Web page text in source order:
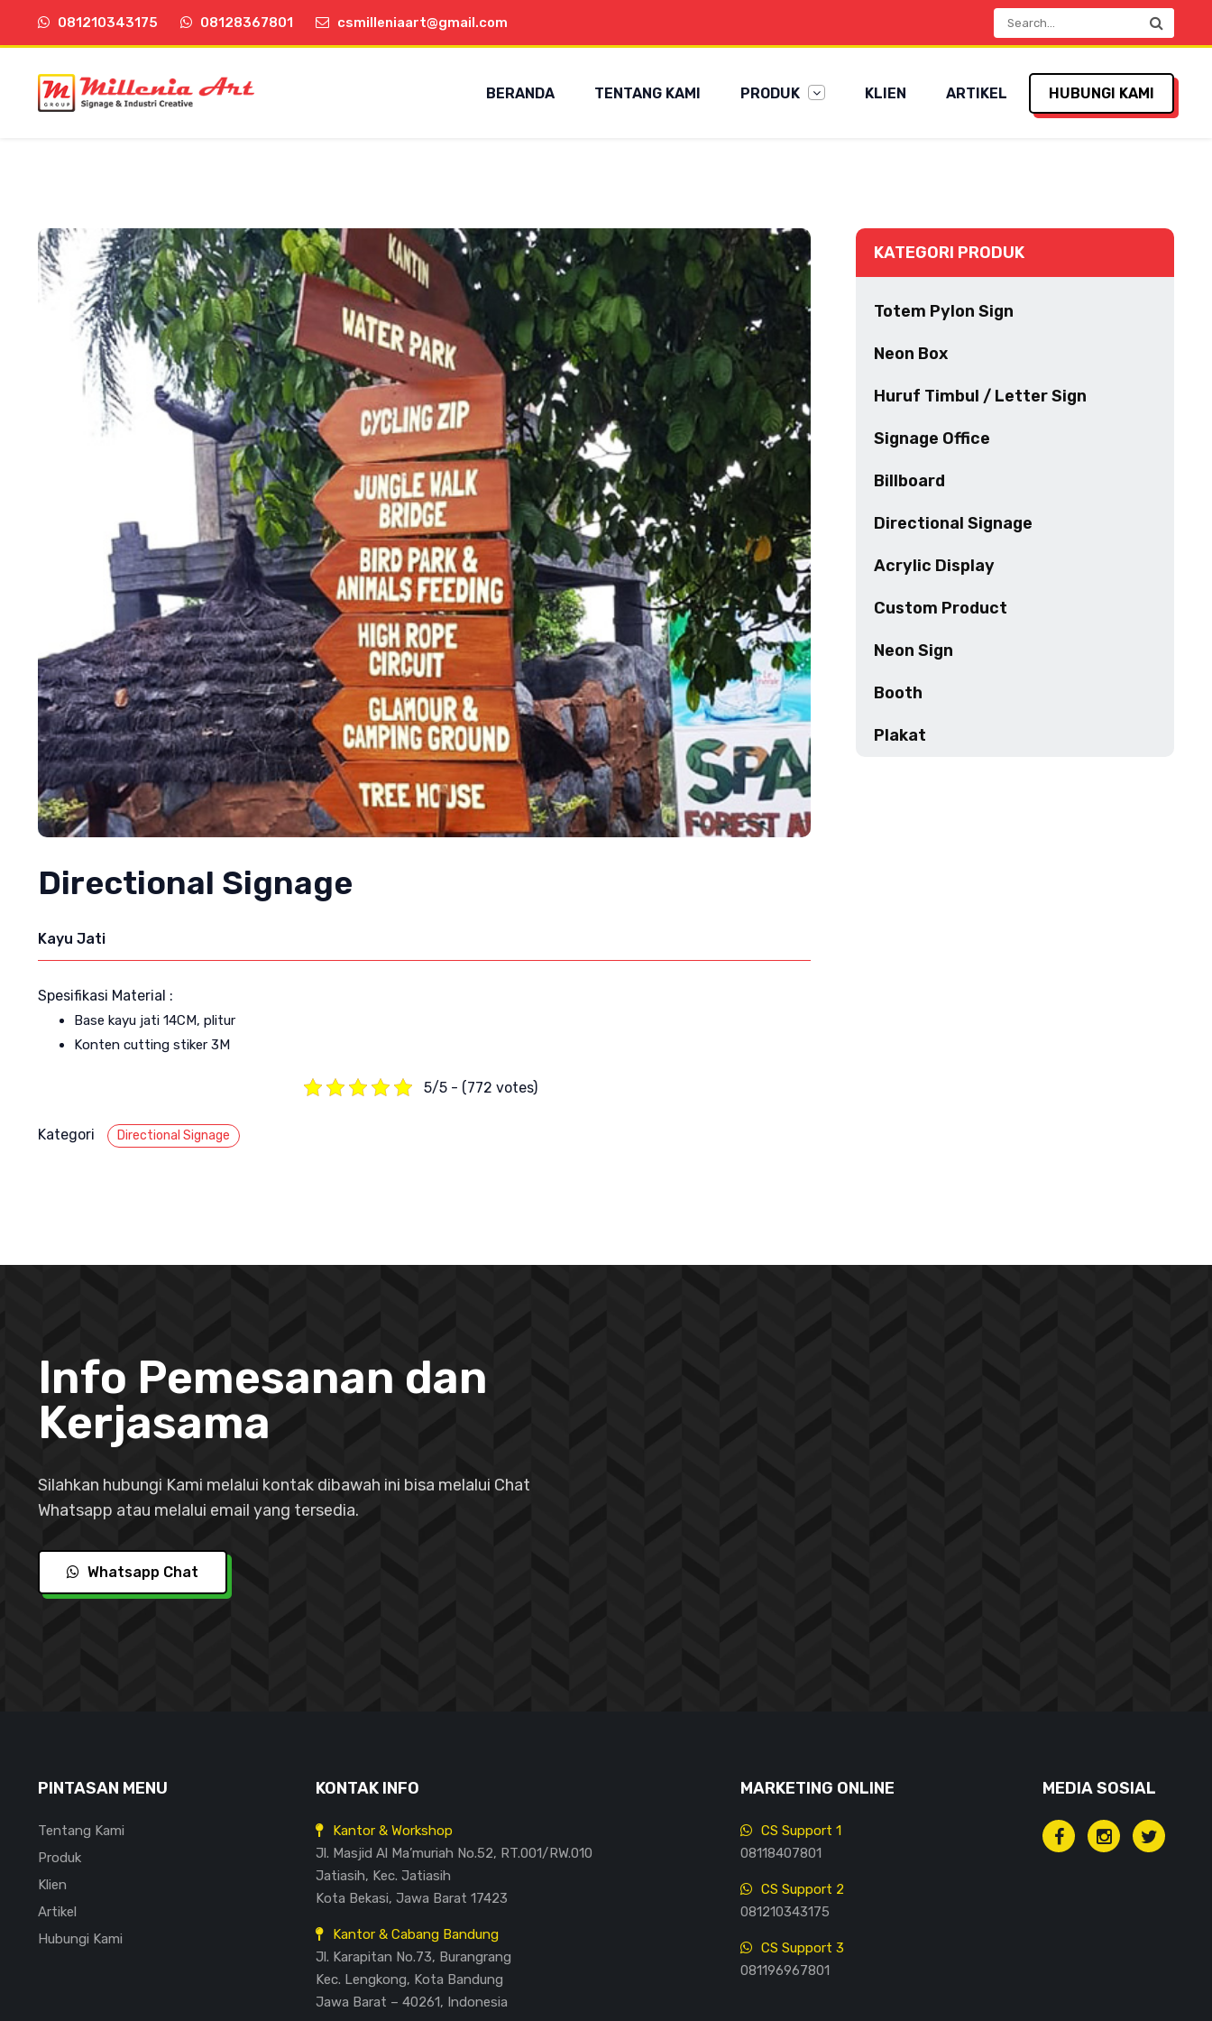
081210343175 08128367801 csmilleniaart@gmail.com
BERANDA TENTANG KAMI PRODUK KLIEN ARTIKEL HUBUNGI KAMI
Directional Signage
Kayu Jati
Spesifikasi Material :
Base kayu jati 14CM, plitur
Konten cutting stiker 3M
5/5 - (772 votes)
Kategori Directional Signage
KATEGORI PRODUK
Totem Pylon Sign
Neon Box
Huruf Timbul / Letter Sign
Signage Office
Billboard
Directional Signage
Acrylic Display
Custom Product
Neon Sign
Booth
Plakat
Info Pemesanan dan
Kerjasama
Silahkan hubungi Kami melalui kontak dibawah ini bisa melalui Chat
Whatsapp atau melalui email yang tersedia.
Whatsapp Chat
PINTASAN MENU
Tentang Kami
Produk
Klien
Artikel
Hubungi Kami
KONTAK INFO
Kantor & Workshop
Jl. Masjid Al Ma’muriah No.52, RT.001/RW.010
Jatiasih, Kec. Jatiasih
Kota Bekasi, Jawa Barat 17423
Kantor & Cabang Bandung
Jl. Karapitan No.73, Burangrang
Kec. Lengkong, Kota Bandung
Jawa Barat – 40261, Indonesia
MARKETING ONLINE
CS Support 1
08118407801
CS Support 2
081210343175
CS Support 3
081196967801
MEDIA SOSIAL